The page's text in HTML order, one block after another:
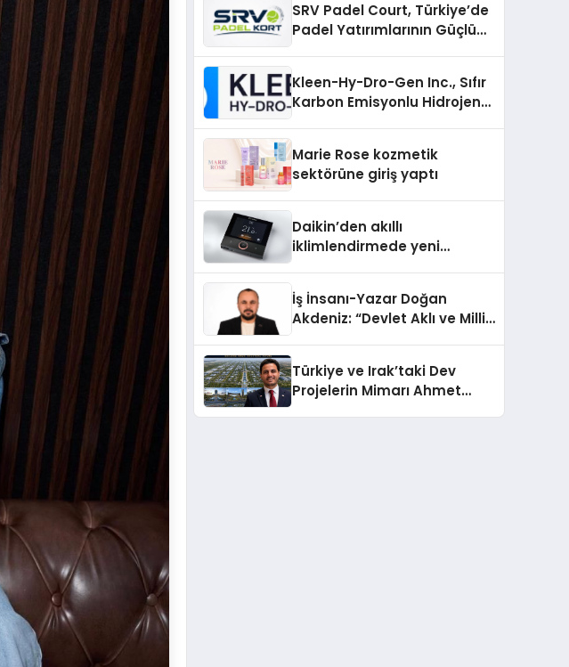
SRV Padel Court, Türkiye’de
Padel Yatırımlarının Güçlü
Kleen-Hy-Dro-Gen Inc., Sıfır
Karbon Emisyonlu Hidrojen
Aldı
Marie Rose kozmetik
sektörüne giriş yaptı
Daikin’den akıllı
iklimlendirmede yeni
İş İnsanı-Yazar Doğan
Akdeniz: “Devlet Aklı ve Milli
Türkiye ve Irak’taki Dev
Projelerin Mimarı Ahmet